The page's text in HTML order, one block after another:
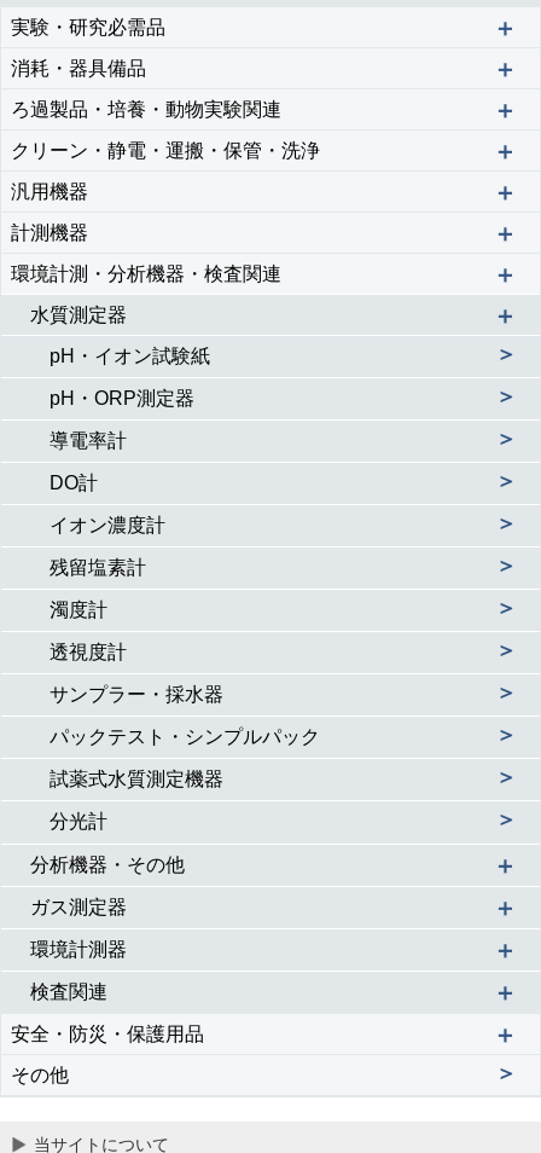
実験・研究必需品 ＋
消耗・器具備品 ＋
ろ過製品・培養・動物実験関連 ＋
クリーン・静電・運搬・保管・洗浄 ＋
汎用機器 ＋
計測機器 ＋
環境計測・分析機器・検査関連 ＋
水質測定器 ＋
pH・イオン試験紙 ＞
pH・ORP測定器 ＞
導電率計 ＞
DO計 ＞
イオン濃度計 ＞
残留塩素計 ＞
濁度計 ＞
透視度計 ＞
サンプラー・採水器 ＞
パックテスト・シンプルパック ＞
試薬式水質測定機器 ＞
分光計 ＞
分析機器・その他 ＋
ガス測定器 ＋
環境計測器 ＋
検査関連 ＋
安全・防災・保護用品 ＋
その他 ＞
当サイトについて